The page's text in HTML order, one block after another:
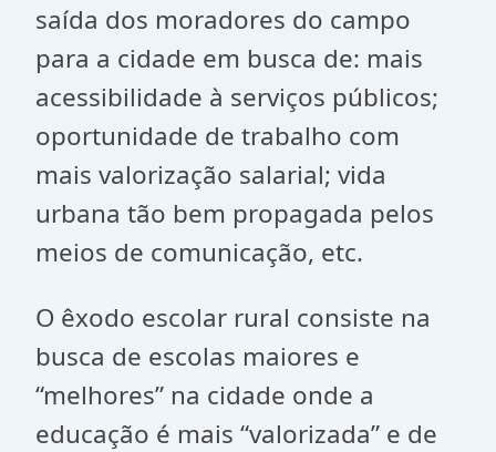
saída dos moradores do campo
para a cidade em busca de: mais
acessibilidade à serviços públicos;
oportunidade de trabalho com
mais valorização salarial; vida
urbana tão bem propagada pelos
meios de comunicação, etc.
O êxodo escolar rural consiste na
busca de escolas maiores e
“melhores” na cidade onde a
educação é mais “valorizada” e de